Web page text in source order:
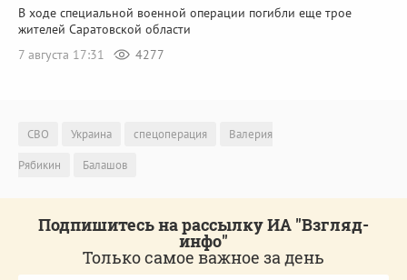
В ходе специальной военной операции погибли еще трое
жителей Саратовской области
7 августа 17:31
4277
СВО Украина спецоперация
Валерия
Рябикин
Балашов
Подпишитесь на рассылку ИА "Взгляд-
инфо"
Только самое важное за день